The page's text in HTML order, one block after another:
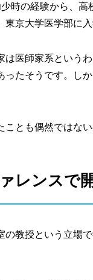
時の経験から、
京大学医学部に入
は医師家系という
たそうです。し
とも偶然ではない
レンスで
教授という立場